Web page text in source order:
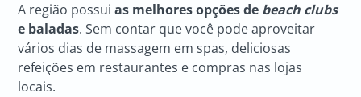
A região possuias melhores opções de beach clubs
e baladas. Sem contar que você pode aproveitar
vários dias de massagem em spas, deliciosas
refeições em restaurantes e compras nas lojas
locais.